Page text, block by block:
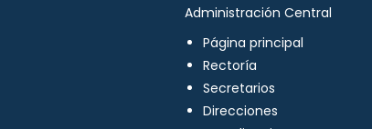
Administración Central
Página principal
Rectoría
Secretarios
Direcciones